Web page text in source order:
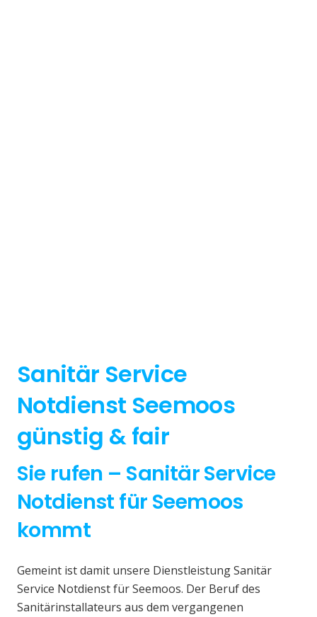
Sanitär Service
Notdienst Seemoos
günstig & fair
Sie rufen – Sanitär Service
Notdienst für Seemoos
kommt
Gemeint ist damit unsere Dienstleistung Sanitär
Service Notdienst für Seemoos. Der Beruf des
Sanitärinstallateurs aus dem vergangenen